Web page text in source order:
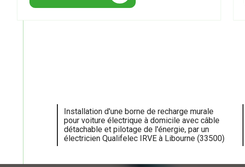
Installation d'une borne de recharge murale
pour voiture électrique à domicile avec câble
détachable et pilotage de l'énergie, par un
électricien Qualifelec IRVE à Libourne (33500)